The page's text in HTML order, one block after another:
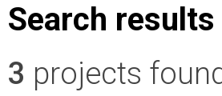
Search results
3 projects